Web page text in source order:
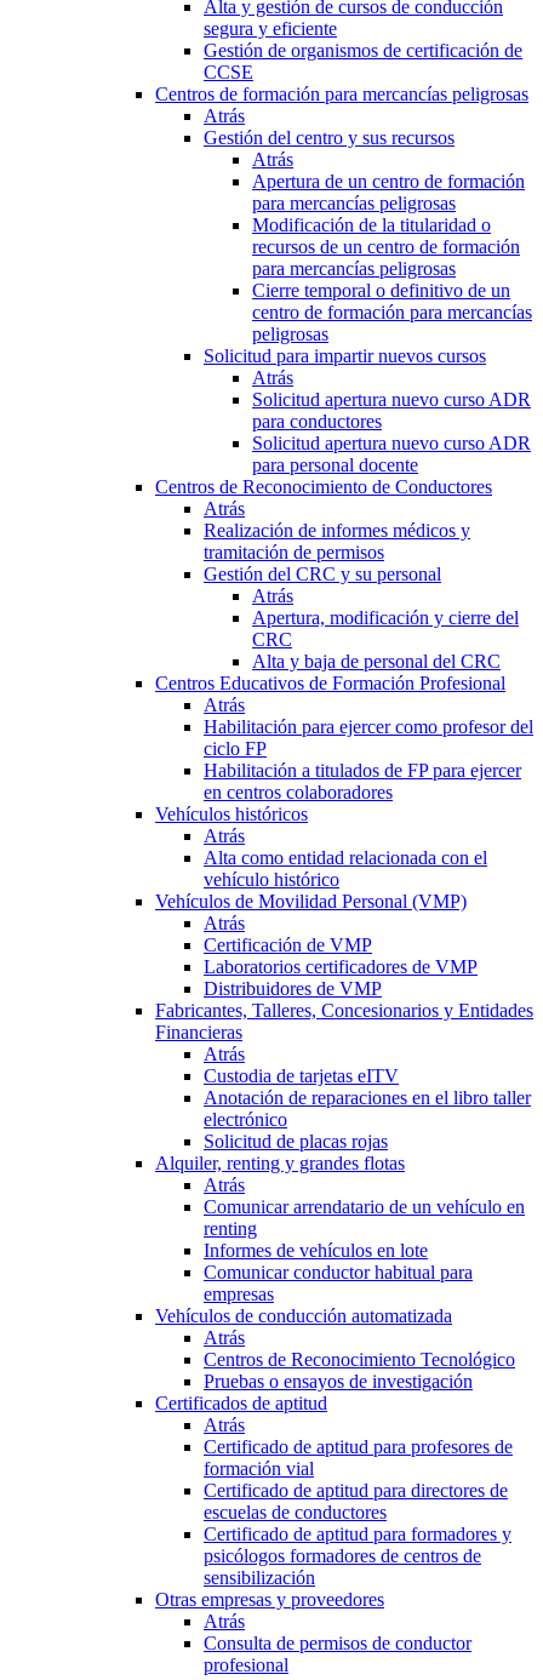
Alta y gestión de cursos de conducción
segura y eficiente
Gestión de organismos de certificación de
CCSE
Centros de formación para mercancías peligrosas
Atrás
Gestión del centro y sus recursos
Atrás
Apertura de un centro de formación
para mercancías peligrosas
Modificación de la titularidad o
recursos de un centro de formación
para mercancías peligrosas
Cierre temporal o definitivo de un
centro de formación para mercancías
peligrosas
Solicitud para impartir nuevos cursos
Atrás
Solicitud apertura nuevo curso ADR
para conductores
Solicitud apertura nuevo curso ADR
para personal docente
Centros de Reconocimiento de Conductores
Atrás
Realización de informes médicos y
tramitación de permisos
Gestión del CRC y su personal
Atrás
Apertura, modificación y cierre del
CRC
Alta y baja de personal del CRC
Centros Educativos de Formación Profesional
Atrás
Habilitación para ejercer como profesor del
ciclo FP
Habilitación a titulados de FP para ejercer
en centros colaboradores
Vehículos históricos
Atrás
Alta como entidad relacionada con el
vehículo histórico
Vehículos de Movilidad Personal (VMP)
Atrás
Certificación de VMP
Laboratorios certificadores de VMP
Distribuidores de VMP
Fabricantes, Talleres, Concesionarios y Entidades
Financieras
Atrás
Custodia de tarjetas eITV
Anotación de reparaciones en el libro taller
electrónico
Solicitud de placas rojas
Alquiler, renting y grandes flotas
Atrás
Comunicar arrendatario de un vehículo en
renting
Informes de vehículos en lote
Comunicar conductor habitual para
empresas
Vehículos de conducción automatizada
Atrás
Centros de Reconocimiento Tecnológico
Pruebas o ensayos de investigación
Certificados de aptitud
Atrás
Certificado de aptitud para profesores de
formación vial
Certificado de aptitud para directores de
escuelas de conductores
Certificado de aptitud para formadores y
psicólogos formadores de centros de
sensibilización
Otras empresas y proveedores
Atrás
Consulta de permisos de conductor
profesional